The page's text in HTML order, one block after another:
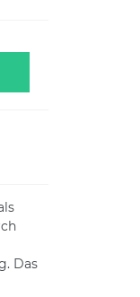
Das